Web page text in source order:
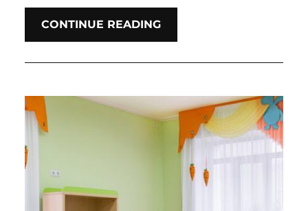
CONTINUE READING